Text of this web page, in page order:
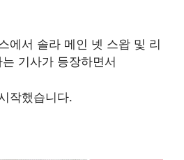
에서 솔라 메인 넷 스왑 및 리
기사가 등장하면서
작했습니다.